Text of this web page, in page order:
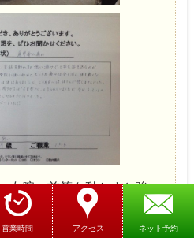
営業時間 アクセス ネット予約
右腕、首筋を動かすと強い
が辛かったのですが、えな
３ヶ月痛みは全く消え、体